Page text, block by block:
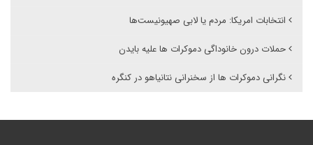
انتخابات امریکا: مردم یا لابی صهیونیست‌ها
حملات درون خانوداگی دموکرات ها علیه بایدن
نگرانی دموکرات ها از سخنرانی نتانیاهو در کنگره